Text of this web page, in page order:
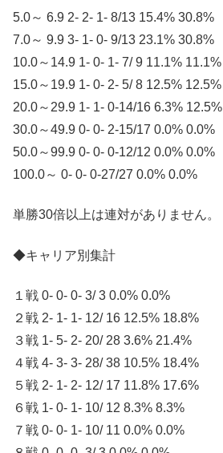
5.0～ 6.9 2- 2- 1- 8/13 15.4% 30.8%
7.0～ 9.9 3- 1- 0- 9/13 23.1% 30.8%
10.0～14.9 1- 0- 1- 7/ 9 11.1% 11.1%
15.0～19.9 1- 0- 2- 5/ 8 12.5% 12.5%
20.0～29.9 1- 1- 0-14/16 6.3% 12.5%
30.0～49.9 0- 0- 2-15/17 0.0% 0.0%
50.0～99.9 0- 0- 0-12/12 0.0% 0.0%
100.0～ 0- 0- 0-27/27 0.0% 0.0%
単勝30倍以上は連対がありません。
◆キャリア別集計
１戦 0- 0- 0- 3/ 3 0.0% 0.0%
２戦 2- 1- 1- 12/ 16 12.5% 18.8%
３戦 1- 5- 2- 20/ 28 3.6% 21.4%
４戦 4- 3- 3- 28/ 38 10.5% 18.4%
５戦 2- 1- 2- 12/ 17 11.8% 17.6%
６戦 1- 0- 1- 10/ 12 8.3% 8.3%
７戦 0- 0- 1- 10/ 11 0.0% 0.0%